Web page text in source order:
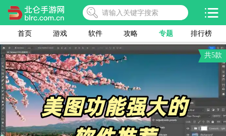
首页 游戏 软件 攻略 专题 排行榜
共5款